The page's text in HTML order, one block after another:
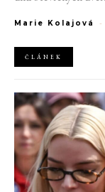
AliExpress.
Marie Kolajová -
ČLÁNEK